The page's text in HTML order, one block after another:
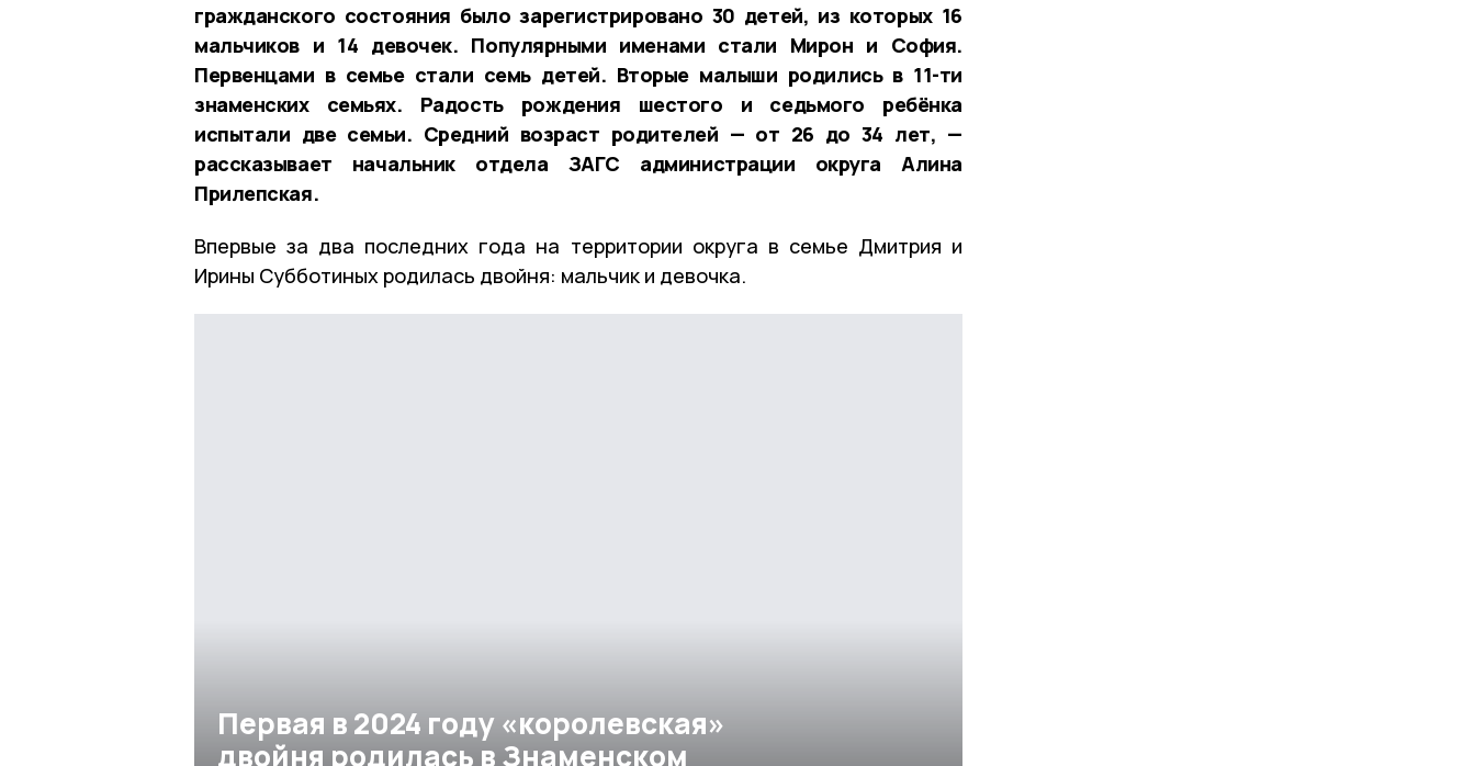
гражданского состояния было зарегистрировано 30 детей, из которых 16
мальчиков и 14 девочек. Популярными именами стали Мирон и София.
Первенцами в семье стали семь детей. Вторые малыши родились в 11-ти
знаменских семьях. Радость рождения шестого и седьмого ребёнка
испытали две семьи. Средний возраст родителей — от 26 до 34 лет, —
рассказывает начальник отдела ЗАГС администрации округа Алина
Прилепская.
Впервые за два последних года на территории округа в семье Дмитрия и
Ирины Субботиных родилась двойня: мальчик и девочка.
Первая в 2024 году «королевская»
двойня родилась в Знаменском